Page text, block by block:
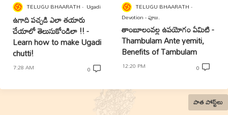
TELUGU BHAARATH Ugadi
ఉగాది పచ్చడి ఎలా తయారు
చేయాలో తెలుసుకోండిలా !! -
Learn how to make Ugadi
chutti!
7:28 AM 0
TELUGU BHAARATH
Devotion - పూజ.
తాంబూలంవల్ల ఉపయోగం ఏమిటి -
Thambulam Ante yemiti,
Benefits of Tambulam
12:20 PM 0
పాత పోస్ట్‌లు